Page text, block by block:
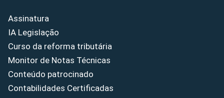
Assinatura
IA Legislação
Curso da reforma tributária
Monitor de Notas Técnicas
Conteúdo patrocinado
Contabilidades Certificadas